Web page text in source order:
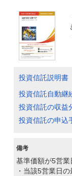
投資信託説明書
投資信託自動継
投資信託の収益
投資信託の申込
備考
基準価額が5営業
・当該5営業日